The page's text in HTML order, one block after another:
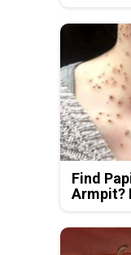
Find
Armpit?